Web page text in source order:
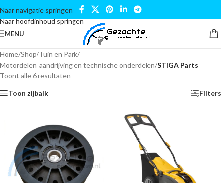
Naar navigatie springen
Naar hoofdinhoud springen
MENU
Home/Shop/Tuin en Park/
Motordelen, aandrijving en technische onderdelen/STIGA Parts
Toont alle 6 resultaten
Toon zijbalk Filters